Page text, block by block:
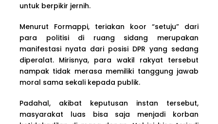
untuk berpikir jernih.
Menurut Formappi, teriakan koor “setuju” dari
para politisi di ruang sidang merupakan
manifestasi nyata dari posisi DPR yang sedang
diperalat. Mirisnya, para wakil rakyat tersebut
nampak tidak merasa memiliki tanggung jawab
moral sama sekali kepada publik.
Padahal, akibat keputusan instan tersebut,
masyarakat luas bisa saja menjadi korban